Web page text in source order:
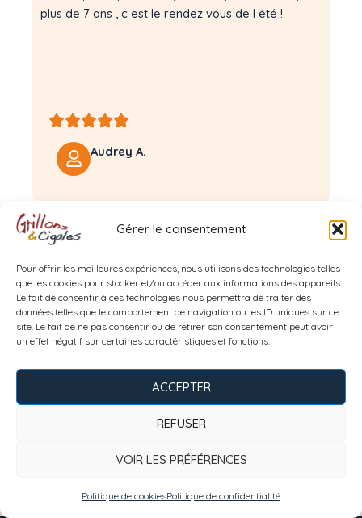
Gérer le consentement
Pour offrir les meilleures expériences, nous utilisons des technologies telles
que les cookies pour stocker et/ou accéder aux informations des appareils.
Le fait de consentir à ces technologies nous permettra de traiter des
données telles que le comportement de navigation ou les ID uniques sur ce
site. Le fait de ne pas consentir ou de retirer son consentement peut avoir
un effet négatif sur certaines caractéristiques et fonctions.
ACCEPTER
REFUSER
VOIR LES PRÉFÉRENCES
Politique de cookiesPolitique de confidentialité
plus de 7 ans , c est le rendez vous de l été !
Audrey A.
Une colonie qui reste inoubliable tant pour les
jeunes accueilli·es que pour l’équipe d’animation !
Un site riche de nature et plein de ressources, le
Pillon j’y reviendrai.
Tropopausé